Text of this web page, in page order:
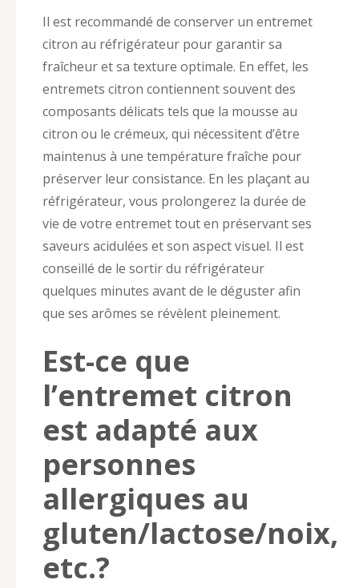
Il est recommandé de conserver un entremet
citron au réfrigérateur pour garantir sa
fraîcheur et sa texture optimale. En effet, les
entremets citron contiennent souvent des
composants délicats tels que la mousse au
citron ou le crémeux, qui nécessitent d’être
maintenus à une température fraîche pour
préserver leur consistance. En les plaçant au
réfrigérateur, vous prolongerez la durée de
vie de votre entremet tout en préservant ses
saveurs acidulées et son aspect visuel. Il est
conseillé de le sortir du réfrigérateur
quelques minutes avant de le déguster afin
que ses arômes se révèlent pleinement.
Est-ce que
l’entremet citron
est adapté aux
personnes
allergiques au
gluten/lactose/noix,
etc.?